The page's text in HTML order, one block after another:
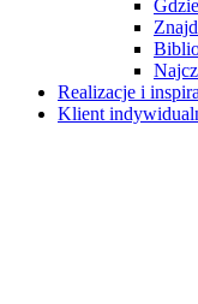
Realizacje i
Klient